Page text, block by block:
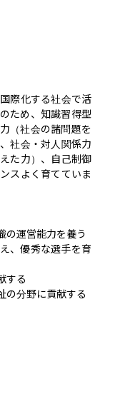
際化する社会で活
ため、知識習得型
（社会の諸問題を
社会・対人関係力
た力）、自己制御
スよく育てていま
の運営能力を養う
、優秀な選手を育
する
の分野に貢献する